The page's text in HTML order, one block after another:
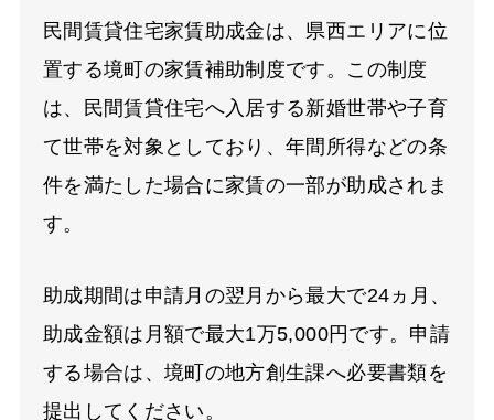
民間賃貸住宅家賃助成金は、県西エリアに位
置する境町の家賃補助制度です。この制度
は、民間賃貸住宅へ入居する新婚世帯や子育
て世帯を対象としており、年間所得などの条
件を満たした場合に家賃の一部が助成されま
す。
助成期間は申請月の翌月から最大で24ヵ月、
助成金額は月額で最大1万5,000円です。申請
する場合は、境町の地方創生課へ必要書類を
提出してください。